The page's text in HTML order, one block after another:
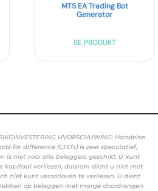
MT5 EA Trading Bot
Generator
SE PRODUKT
HVORSCHUWING: Handelen
for difference (CFD’s) is zeer speculatief,
is niet voor alle beleggers geschikt. U kunt
kapitaal verliezen, daarom dient u niet met
niet kunt veroorloven te verliezen. U dient
op beleggen met marge doordrongen